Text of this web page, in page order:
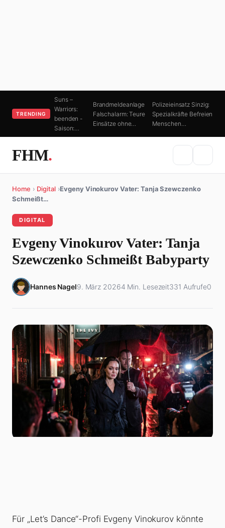
TRENDING
Suns –
Warriors:
beenden -
Saison:…
Brandmeldeanlage
Falschalarm: Teure
Einsätze ohne…
Polizeieinsatz Sinzig:
Spezialkräfte Befreien
Menschen…
FHM.
Home › Digital ›Evgeny Vinokurov Vater: Tanja Szewczenko
Schmeißt…
DIGITAL
Evgeny Vinokurov Vater: Tanja
Szewczenko Schmeißt Babyparty
Hannes Nagel9. März 20264 Min. Lesezeit331 Aufrufe0
Für „Let’s Dance“-Profi Evgeny Vinokurov könnte